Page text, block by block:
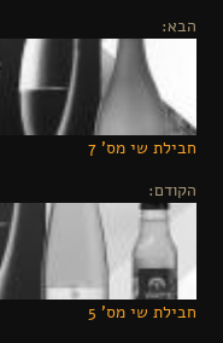
הבא:
חבילת שי מס' 7
הקודם:
חבילת שי מס' 5